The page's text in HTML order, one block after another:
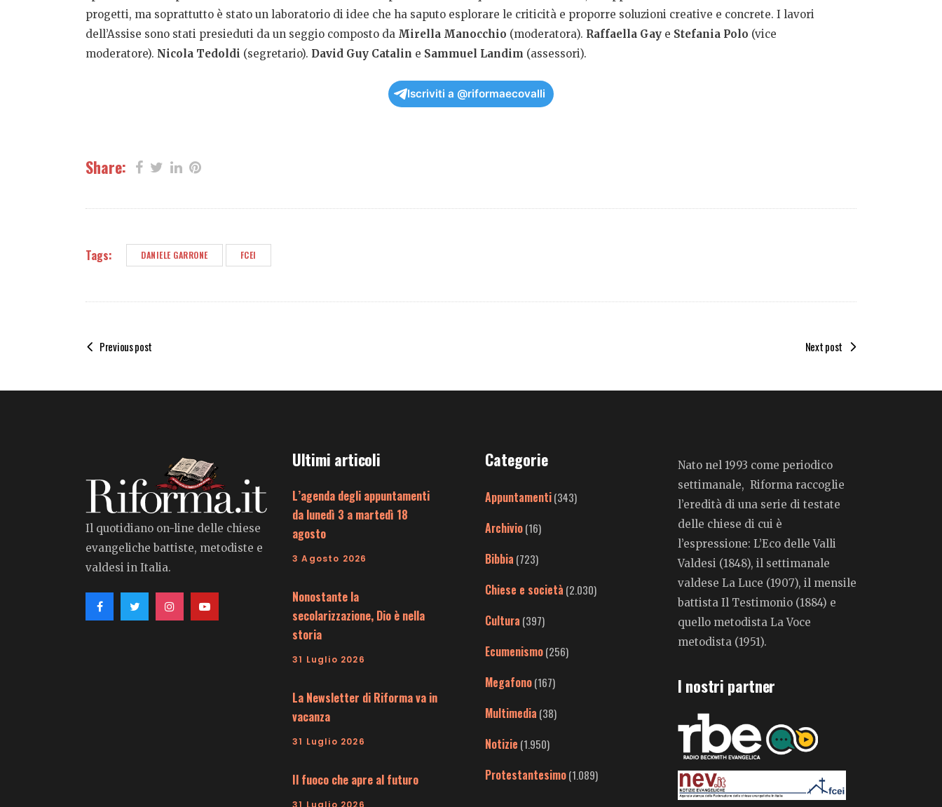
progetti, ma soprattutto è stato un laboratorio di idee che ha saputo esplorare le criticità e proporre soluzioni creative e concrete. I lavori
dell’Assise sono stati presieduti da un seggio composto da Mirella Manocchio (moderatora). Raffaella Gay e Stefania Polo (vice
moderatore). Nicola Tedoldi (segretario). David Guy Catalin e Sammuel Landim (assessori).
Iscriviti a @riformaecovalli
Share:
Tags: DANIELE GARRONE FCEI
Previous post Next post
Il quotidiano on-line delle chiese
evangeliche battiste, metodiste e
valdesi in Italia.
Ultimi articoli
L’agenda degli appuntamenti
da lunedì 3 a martedì 18
agosto
3 Agosto 2026
Nonostante la
secolarizzazione, Dio è nella
storia
31 Luglio 2026
La Newsletter di Riforma va in
vacanza
31 Luglio 2026
Il fuoco che apre al futuro
31 Luglio 2026
Categorie
Appuntamenti(343)
Archivio(16)
Bibbia (723)
Chiese e società (2.030)
Cultura (397)
Ecumenismo(256)
Megafono(167)
Multimedia (38)
Notizie (1.950)
Protestantesimo(1.089)
Nato nel 1993 come periodico
settimanale, Riforma raccoglie
l’eredità di una serie di testate
delle chiese di cui è
l’espressione: L’Eco delle Valli
Valdesi (1848), il settimanale
valdese La Luce (1907), il mensile
battista Il Testimonio (1884) e
quello metodista La Voce
metodista (1951).
I nostri partner